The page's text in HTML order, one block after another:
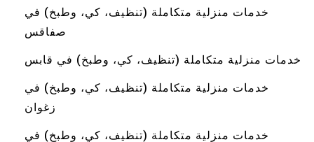
خدمات منزلية متكاملة (تنظيف، كي، وطبخ) في
صفاقس
خدمات منزلية متكاملة (تنظيف، كي، وطبخ) في قابس
خدمات منزلية متكاملة (تنظيف، كي، وطبخ) في
زغوان
خدمات منزلية متكاملة (تنظيف، كي، وطبخ) في